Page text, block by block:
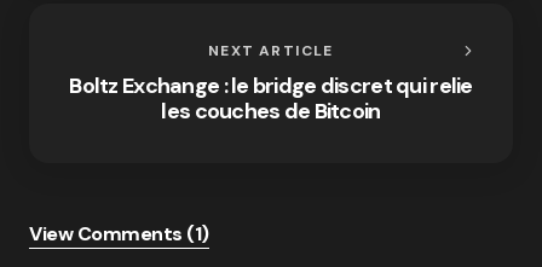
NEXT ARTICLE
Boltz Exchange : le bridge discret qui relie
les couches de Bitcoin
View Comments (1)